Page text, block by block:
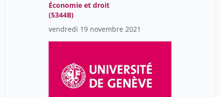
Économie et droit
(5344B)
vendredi 19 novembre 2021